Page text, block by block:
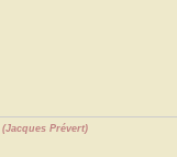
(Jacques Prévert)